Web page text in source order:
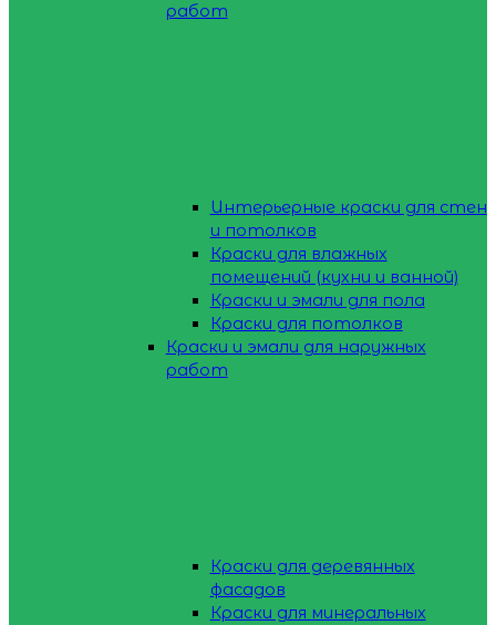
работ
Интерьерные краски для стен
и потолков
Краски для влажных
помещений (кухни и ванной)
Краски и эмали для пола
Краски для потолков
Краски и эмали для наружных
работ
Краски для деревянных
фасадов
Краски для минеральных